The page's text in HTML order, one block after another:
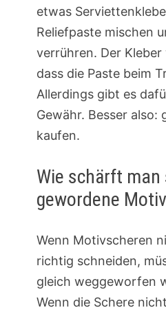
etwas
Reliefpaste mischen
verrühren. Der
dass die Paste beim
Allerdings gibt es
Gewähr. Besser also:
kaufen.
Wie schärft
gewordene
Wenn Motivscheren
richtig schneiden,
gleich weggeworfen
Wenn die Schere